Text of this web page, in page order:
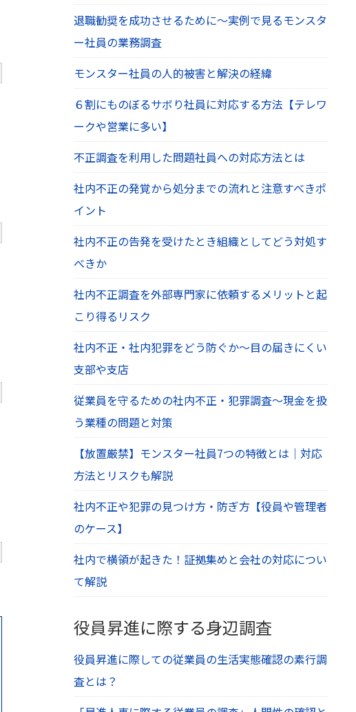
退職勧奨を成功させるために～実例で見るモンスタ
ー社員の業務調査
モンスター社員の人的被害と解決の経緯
６割にものぼるサボり社員に対応する方法【テレワ
ークや営業に多い】
不正調査を利用した問題社員への対応方法とは
社内不正の発覚から処分までの流れと注意すべきポ
イント
社内不正の告発を受けたとき組織としてどう対処す
べきか
社内不正調査を外部専門家に依頼するメリットと起
こり得るリスク
社内不正・社内犯罪をどう防ぐか～目の届きにくい
支部や支店
従業員を守るための社内不正・犯罪調査～現金を扱
う業種の問題と対策
【放置厳禁】モンスター社員7つの特徴とは｜対応
方法とリスクも解説
社内不正や犯罪の見つけ方・防ぎ方【役員や管理者
のケース】
社内で横領が起きた！証拠集めと会社の対応につい
て解説
役員昇進に際する身辺調査
役員昇進に際しての従業員の生活実態確認の素行調
査とは？